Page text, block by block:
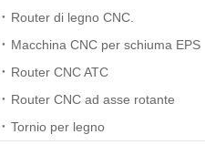
Router di legno CNC.
Macchina CNC per schiuma EPS
Router CNC ATC
Router CNC ad asse rotante
Tornio per legno